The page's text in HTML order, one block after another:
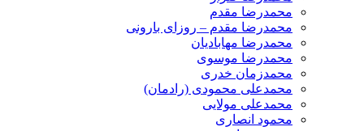
محمدرضا مقدم
محمدرضا مقدم – روزای بارونی
محمدرضا مهابادیان
محمدرضا موسوی
محمدزمان خدری
محمدعلی محمودی (رادمان)
محمدعلی مولایی
محمود انصاری